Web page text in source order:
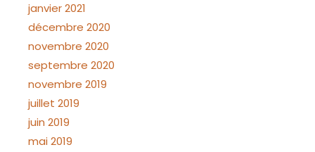
janvier 2021
décembre 2020
novembre 2020
septembre 2020
novembre 2019
juillet 2019
juin 2019
mai 2019